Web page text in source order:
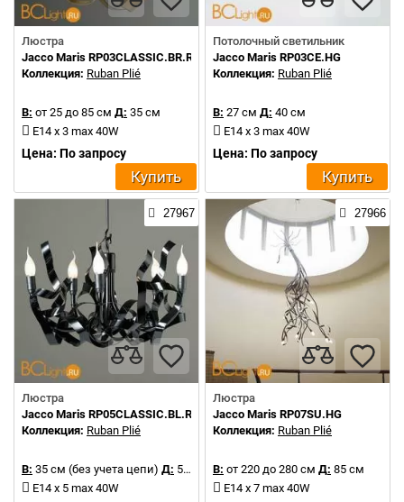
Люстра
Jacco Maris RP03CLASSIC.BR.R
Коллекция: Ruban Plié
В: от 25 до 85 см Д: 35 см
E14 x 3 max 40W
Цена: По запросу
Купить
Потолочный светильник
Jacco Maris RP03CE.HG
Коллекция: Ruban Plié
В: 27 см Д: 40 см
E14 x 3 max 40W
Цена: По запросу
Купить
27967
Люстра
Jacco Maris RP05CLASSIC.BL.R
Коллекция: Ruban Plié
В: 35 см (без учета цепи) Д: 50 см
E14 x 5 max 40W
27966
Люстра
Jacco Maris RP07SU.HG
Коллекция: Ruban Plié
В: от 220 до 280 см Д: 85 см
E14 x 7 max 40W